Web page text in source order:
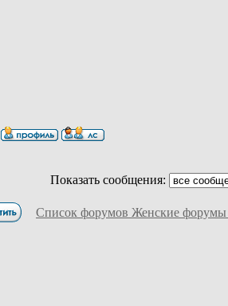
Показать сообщения:
Список форумов Женские форумы